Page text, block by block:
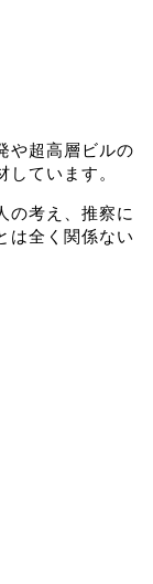
や超高層ビルの
ています。
の考え、推察に
は全く関係ない